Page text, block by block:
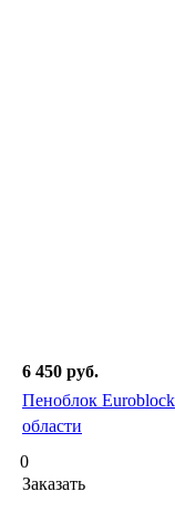
6 450 руб.
Пеноблок
области
0
Заказать